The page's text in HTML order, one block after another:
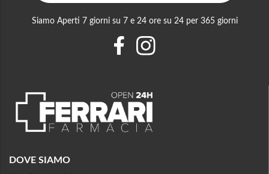
DOVE SIAMO
Siamo Aperti 7 giorni su 7 e 24 ore su 24 per 365 giorni